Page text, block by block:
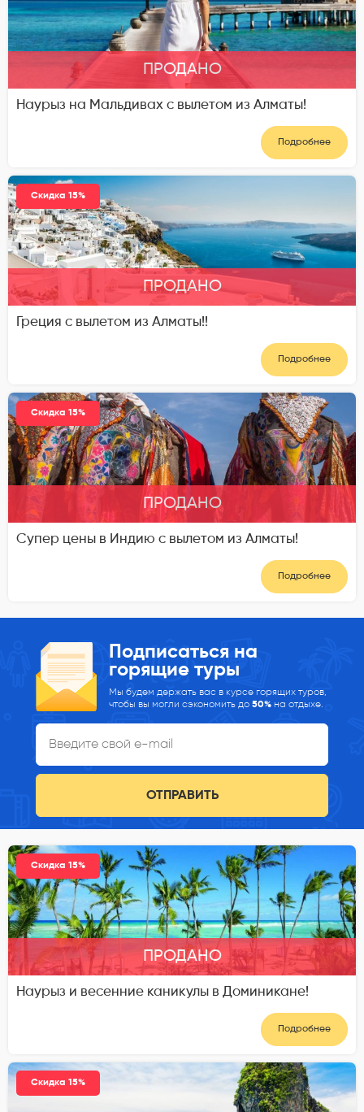
ПРОДАНО
Наурыз на Мальдивах с вылетом из Алматы!
Подробнее
Скидка 15%
ПРОДАНО
Греция с вылетом из Алматы!!
Подробнее
Скидка 15%
ПРОДАНО
Супер цены в Индию с вылетом из Алматы!
Подробнее
Подписаться на
горящие туры
Мы будем держать вас в курсе горящих туров,
чтобы вы могли сэкономить до 50% на отдыхе.
ОТПРАВИТЬ
Скидка 15%
ПРОДАНО
Наурыз и весенние каникулы в Доминикане!
Подробнее
Скидка 15%